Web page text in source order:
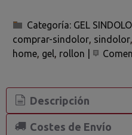
Categoría: GEL
comprar-sindolor sindolor
home gel rollon
Descripción
Costes de Envío